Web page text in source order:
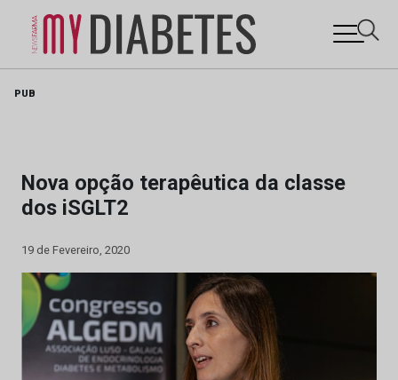
PUB
Nova opção terapêutica da classe
dos iSGLT2
19 de Fevereiro, 2020